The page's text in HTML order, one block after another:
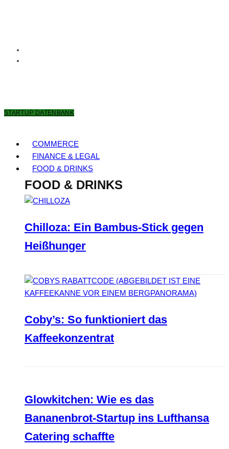
STARTUP DATENBANK
COMMERCE
FINANCE & LEGAL
FOOD & DRINKS
FOOD & DRINKS
Chilloza: Ein Bambus-Stick gegen
Heißhunger
Coby’s: So funktioniert das
Kaffeekonzentrat
Glowkitchen: Wie es das
Bananenbrot-Startup ins Lufthansa
Catering schaffte